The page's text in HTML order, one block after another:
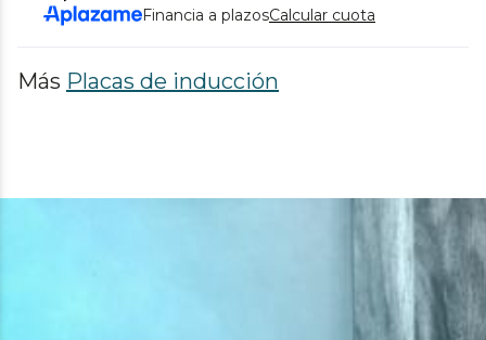
Financia a plazosCalcular cuota
Más Placas de inducción